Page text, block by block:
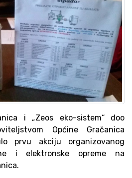
i „Zeos eko-sistem“ doo
Općine Gračanica
prvu akciju organizovanog
i elektronske opreme na